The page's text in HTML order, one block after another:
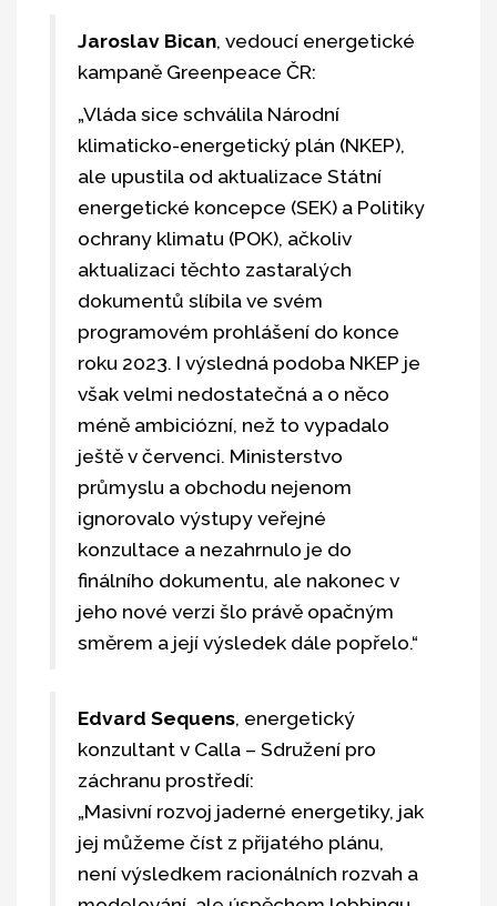
Jaroslav Bican, vedoucí energetické
kampaně Greenpeace ČR:
„Vláda sice schválila Národní
klimaticko-energetický plán (NKEP),
ale upustila od aktualizace Státní
energetické koncepce (SEK) a Politiky
ochrany klimatu (POK), ačkoliv
aktualizaci těchto zastaralých
dokumentů slíbila ve svém
programovém prohlášení do konce
roku 2023. I výsledná podoba NKEP je
však velmi nedostatečná a o něco
méně ambiciózní, než to vypadalo
ještě v červenci. Ministerstvo
průmyslu a obchodu nejenom
ignorovalo výstupy veřejné
konzultace a nezahrnulo je do
finálního dokumentu, ale nakonec v
jeho nové verzi šlo právě opačným
směrem a její výsledek dále popřelo.“
Edvard Sequens, energetický
konzultant v Calla – Sdružení pro
záchranu prostředí:
„Masivní rozvoj jaderné energetiky, jak
jej můžeme číst z přijatého plánu,
není výsledkem racionálních rozvah a